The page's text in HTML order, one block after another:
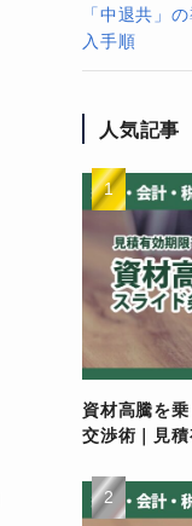
「中退共」
入手順
人気記事
資材高騰を
交渉術｜見